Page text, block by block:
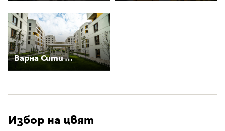
Варна Сити Парк
Избор на цвят